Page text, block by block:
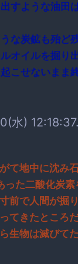
すような油田
な炭鉱も殆ど
オイルを掘り
こせないまま
水)
て地中に沈み
った二酸化炭
前で人間が掘
てきたところ
生物は滅びて